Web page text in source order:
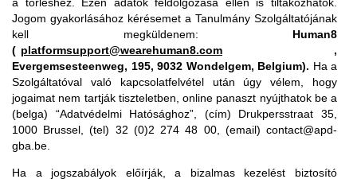
Jogom gyakorlásához kérésemet a Tanulmány Szolgáltatójának
kell megküldenem: Human8
( platformsupport@wearehuman8.com
,
Evergemsesteenweg, 195, 9032 Wondelgem, Belgium). Ha a
Szolgáltatóval való kapcsolatfelvétel után úgy vélem, hogy
jogaimat nem tartják tiszteletben, online panaszt nyújthatok be a
(belga) “Adatvédelmi Hatósághoz”, (cím) Drukpersstraat 35,
1000 Brussel, (tel) 32 (0)2 274 48 00, (email) contact@apd-
gba.be.
Ha a jogszabályok előírják, a bizalmas kezelést biztosító